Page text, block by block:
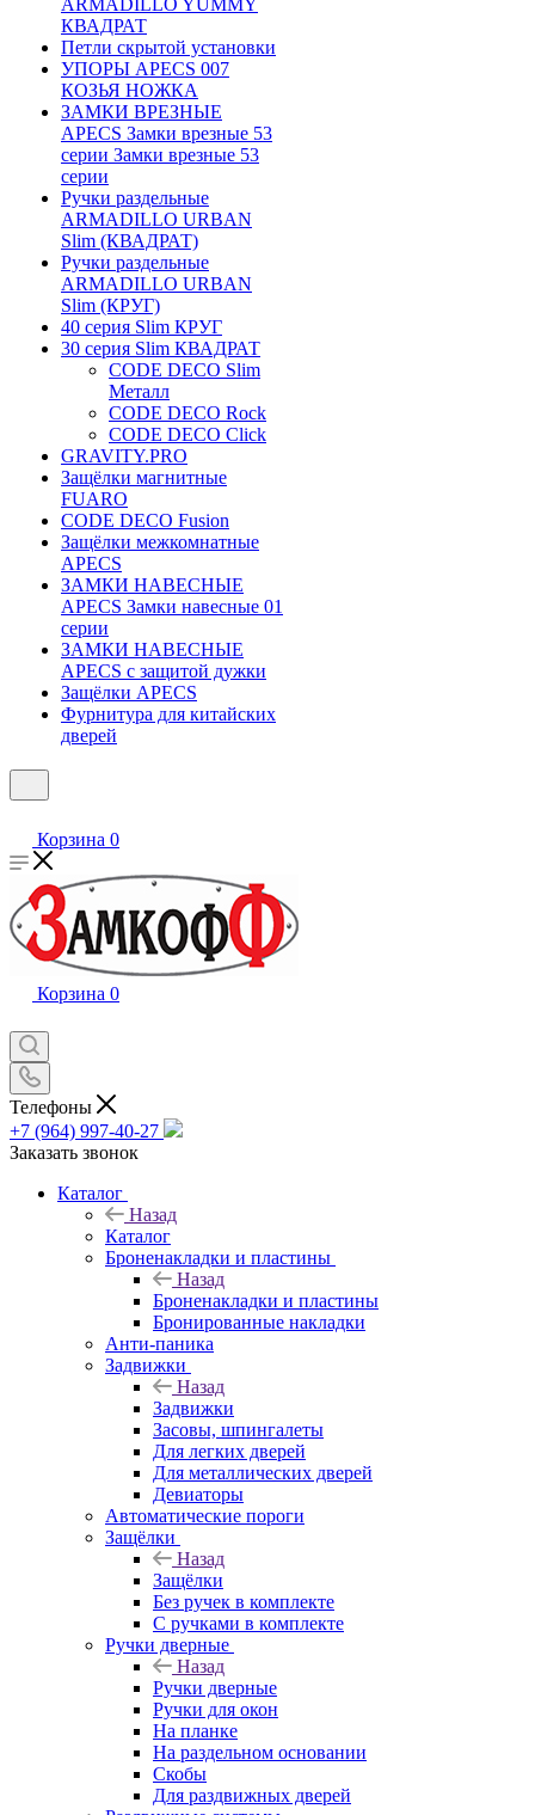
ARMADILLO YUMMY
КВАДРАТ
Петли скрытой установки
УПОРЫ APECS 007
КОЗЬЯ НОЖКА
ЗАМКИ ВРЕЗНЫЕ
APECS Замки врезные 53
серии Замки врезные 53
серии
Ручки раздельные
ARMADILLO URBAN
Slim (КВАДРАТ)
Ручки раздельные
ARMADILLO URBAN
Slim (КРУГ)
40 серия Slim КРУГ
30 серия Slim КВАДРАТ
CODE DECO Slim
Металл
CODE DECO Rock
CODE DECO Click
GRAVITY.PRO
Защёлки магнитные
FUARO
CODE DECO Fusion
Защёлки межкомнатные
APECS
ЗАМКИ НАВЕСНЫЕ
APECS Замки навесные 01
серии
ЗАМКИ НАВЕСНЫЕ
APECS с защитой дужки
Защёлки APECS
Фурнитура для китайских
дверей
Корзина 0
Корзина 0
Телефоны
+7 (964) 997-40-27
Заказать звонок
Каталог
Назад
Каталог
Броненакладки и пластины
Назад
Броненакладки и пластины
Бронированные накладки
Анти-паника
Задвижки
Назад
Задвижки
Засовы, шпингалеты
Для легких дверей
Для металлических дверей
Девиаторы
Автоматические пороги
Защёлки
Назад
Защёлки
Без ручек в комплекте
С ручками в комплекте
Ручки дверные
Назад
Ручки дверные
Ручки для окон
На планке
На раздельном основании
Скобы
Для раздвижных дверей